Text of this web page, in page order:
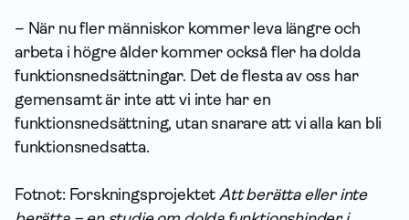
– När nu fler människor kommer leva längre och
arbeta i högre ålder kommer också fler ha dolda
funktionsnedsättningar. Det de flesta av oss har
gemensamt är inte att vi inte har en
funktionsnedsättning, utan snarare att vi alla kan bli
funktionsnedsatta.
Fotnot: Forskningsprojektet Att berätta eller inte